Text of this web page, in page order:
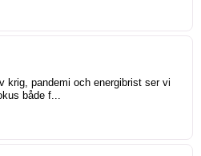
krig, pandemi och energibrist ser vi
både f...